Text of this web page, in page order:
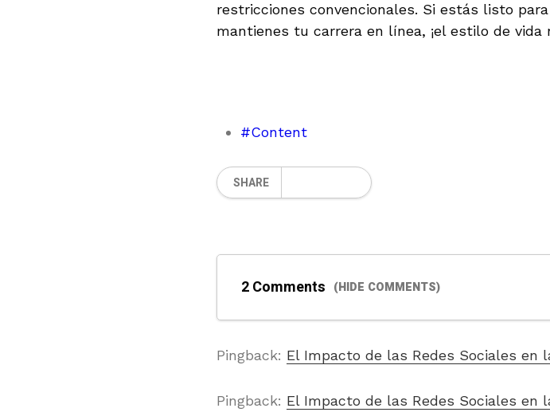
restricciones convencionales. Si estás listo
mantienes tu carrera en línea, ¡el estilo de
#Content
SHARE
2 Comments (HIDE COMMENTS)
Pingback: El Impacto de las Redes Sociales en
Pingback: El Impacto de las Redes Sociales en